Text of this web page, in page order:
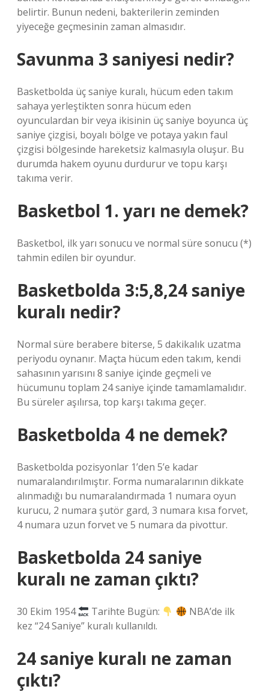
belirtir. Bunun nedeni, bakterilerin zeminden
yiyeceğe geçmesinin zaman almasıdır.
Savunma 3 saniyesi nedir?
Basketbolda üç saniye kuralı, hücum eden takım
sahaya yerleştikten sonra hücum eden
oyunculardan bir veya ikisinin üç saniye boyunca üç
saniye çizgisi, boyalı bölge ve potaya yakın faul
çizgisi bölgesinde hareketsiz kalmasıyla oluşur. Bu
durumda hakem oyunu durdurur ve topu karşı
takıma verir.
Basketbol 1. yarı ne demek?
Basketbol, ​​ilk yarı sonucu ve normal süre sonucu (*)
tahmin edilen bir oyundur.
Basketbolda 3:5,8,24 saniye
kuralı nedir?
Normal süre berabere biterse, 5 dakikalık uzatma
periyodu oynanır. Maçta hücum eden takım, kendi
sahasının yarısını 8 saniye içinde geçmeli ve
hücumunu toplam 24 saniye içinde tamamlamalıdır.
Bu süreler aşılırsa, top karşı takıma geçer.
Basketbolda 4 ne demek?
Basketbolda pozisyonlar 1’den 5’e kadar
numaralandırılmıştır. Forma numaralarının dikkate
alınmadığı bu numaralandırmada 1 numara oyun
kurucu, 2 numara şutör gard, 3 numara kısa forvet,
4 numara uzun forvet ve 5 numara da pivottur.
Basketbolda 24 saniye
kuralı ne zaman çıktı?
30 Ekim 1954 Tarihte Bugün:
NBA’de ilk
kez “24 Saniye” kuralı kullanıldı.
24 saniye kuralı ne zaman
çıktı?